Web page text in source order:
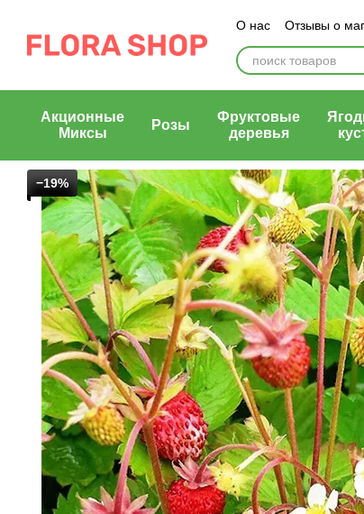
О нас Отзывы о
Блог магазина
Акционные
Миксы
Розы
Фруктовые
деревья
−19%